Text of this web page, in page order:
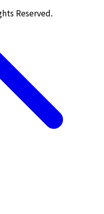
Reserved.